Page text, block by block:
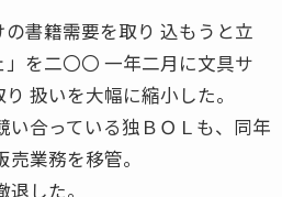
書籍需要を取り 込もうと立
を二〇〇 一年二月に文具サ
扱いを大幅に縮小した。
い合っている独ＢＯＬも、同年
業務を移管。
した。